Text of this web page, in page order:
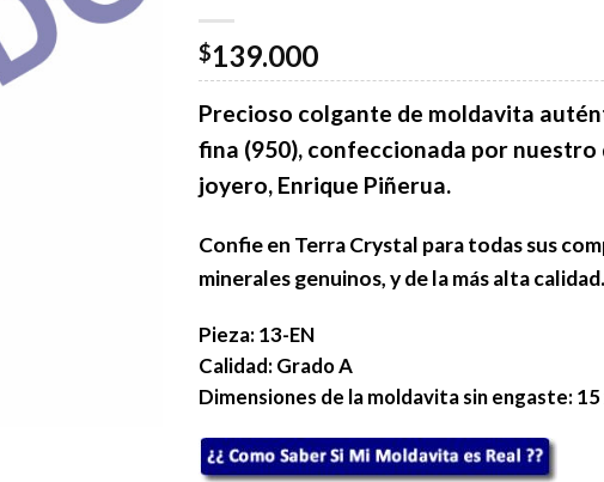
$139.000
Precioso colgante de moldavita
fina (950), confeccionada por nuestro
joyero, Enrique Piñerua.
Confie en Terra Crystal para todas sus
minerales genuinos, y de la más alta calidad.
Pieza: 13-EN
Calidad: Grado A
Dimensiones de la moldavita sin engaste: 15